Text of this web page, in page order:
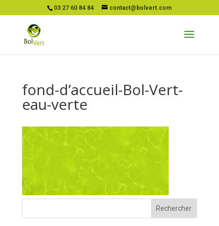
03 27 60 84 84 contact@bolvert.com
fond-d’accueil-Bol-Vert-
eau-verte